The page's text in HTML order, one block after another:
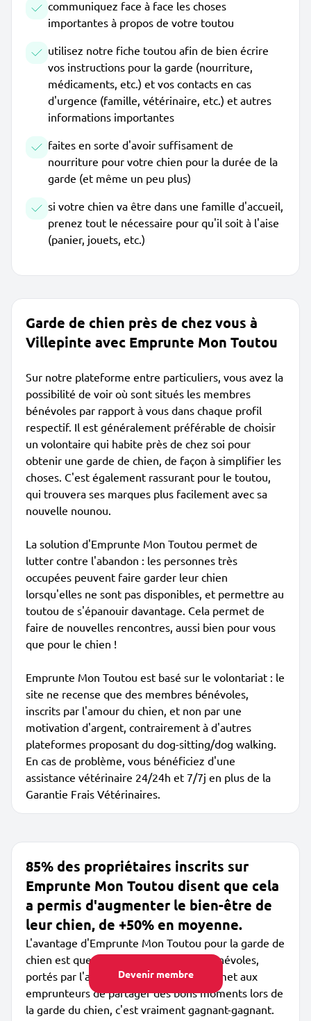
Devenir membre
communiquez face à face les choses
importantes à propos de votre toutou
utilisez notre fiche toutou afin de bien écrire
vos instructions pour la garde (nourriture,
médicaments, etc.) et vos contacts en cas
d'urgence (famille, vétérinaire, etc.) et autres
informations importantes
faites en sorte d'avoir suffisament de
nourriture pour votre chien pour la durée de la
garde (et même un peu plus)
si votre chien va être dans une famille d'accueil,
prenez tout le nécessaire pour qu'il soit à l'aise
(panier, jouets, etc.)
Garde de chien près de chez vous à
Villepinte avec Emprunte Mon Toutou
Sur notre plateforme entre particuliers, vous avez la
possibilité de voir où sont situés les membres
bénévoles par rapport à vous dans chaque profil
respectif. Il est généralement préférable de choisir
un volontaire qui habite près de chez soi pour
obtenir une garde de chien, de façon à simplifier les
choses. C'est également rassurant pour le toutou,
qui trouvera ses marques plus facilement avec sa
nouvelle nounou.
La solution d'Emprunte Mon Toutou permet de
lutter contre l'abandon : les personnes très
occupées peuvent faire garder leur chien
lorsqu'elles ne sont pas disponibles, et permettre au
toutou de s'épanouir davantage. Cela permet de
faire de nouvelles rencontres, aussi bien pour vous
que pour le chien !
Emprunte Mon Toutou est basé sur le volontariat : le
site ne recense que des membres bénévoles,
inscrits par l'amour du chien, et non par une
motivation d'argent, contrairement à d'autres
plateformes proposant du dog-sitting/dog walking.
En cas de problème, vous bénéficiez d'une
assistance vétérinaire 24/24h et 7/7j en plus de la
Garantie Frais Vétérinaires.
85% des propriétaires inscrits sur
Emprunte Mon Toutou disent que cela
a permis d'augmenter le bien-être de
leur chien, de +50% en moyenne.
L'avantage d'Emprunte Mon Toutou pour la garde de
chien est que les membres sont des bénévoles,
portés par l'amour des chiens. Cela permet aux
emprunteurs de partager des bons moments lors de
la garde du chien, c'est vraiment gagnant-gagnant.